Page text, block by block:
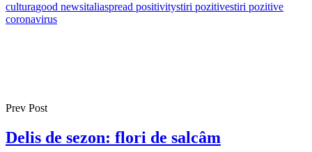
culturagood newsitaliaspread positivitystiri pozitivestiri pozitive
coronavirus
Prev Post
Delis de sezon: flori de salcâm